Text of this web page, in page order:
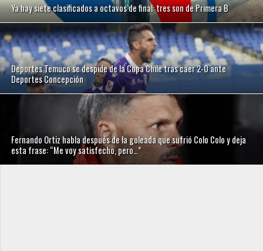
Ya hay siete clasificados a octavos de final: tres son de Primera B
Deportes Temuco se despide de la Copa Chile tras caer 2-0 ante
Deportes Concepción
Fernando Ortiz habla después de la goleada que sufrió Colo Colo y deja
esta frase: “Me voy satisfecho, pero…”